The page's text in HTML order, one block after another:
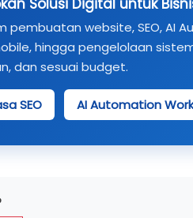
website, SEO, AI
hingga pengelolaan
dan sesuai budget.
SEO AI Automation